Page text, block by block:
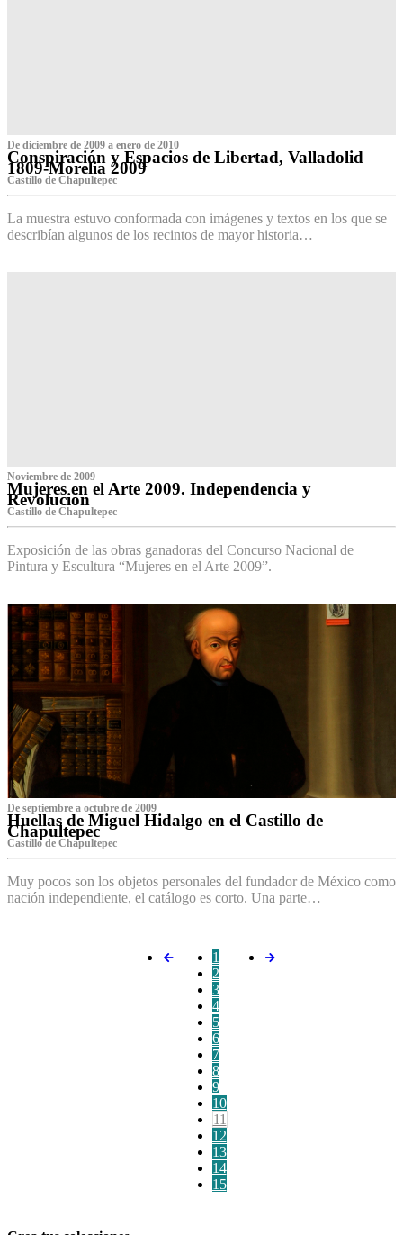
De diciembre de 2009 a enero de 2010
Conspiración y Espacios de Libertad, Valladolid
1809-Morelia 2009
Castillo de Chapultepec
La muestra estuvo conformada con imágenes y textos en los que se
describían algunos de los recintos de mayor historia…
Noviembre de 2009
Mujeres en el Arte 2009. Independencia y
Revolución
Castillo de Chapultepec
Exposición de las obras ganadoras del Concurso Nacional de
Pintura y Escultura “Mujeres en el Arte 2009”.
De septiembre a octubre de 2009
Huellas de Miguel Hidalgo en el Castillo de
Chapultepec
Castillo de Chapultepec
Muy pocos son los objetos personales del fundador de México como
nación independiente, el catálogo es corto. Una parte…
1
2
3
4
5
6
7
8
9
10
11
12
13
14
15